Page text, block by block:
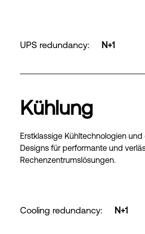
UPS redundancy: N+1
Kühlung
Erstklassige Kühltechnologien
Designs für performante und
Rechenzentrumslösungen.
Cooling redundancy: N+1